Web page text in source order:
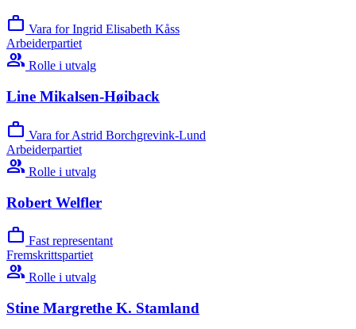
work Vara for Ingrid Elisabeth Kåss
Arbeiderpartiet
group Rolle i utvalg
Line Mikalsen-Høiback
work Vara for Astrid Borchgrevink-Lund
Arbeiderpartiet
group Rolle i utvalg
Robert Welfler
work Fast representant
Fremskrittspartiet
group Rolle i utvalg
Stine Margrethe K. Stamland